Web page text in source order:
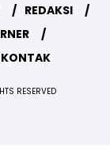
REDAKSI
KONTAK
RESERVED